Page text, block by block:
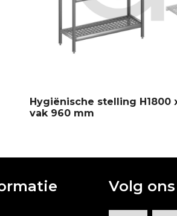
Hygiënische stelling H1800
vak 960 mm
Volg